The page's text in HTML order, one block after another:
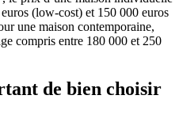
(low-cost) et 150 000 euros
une maison contemporaine,
compris entre 180 000 et 250
de bien choisir